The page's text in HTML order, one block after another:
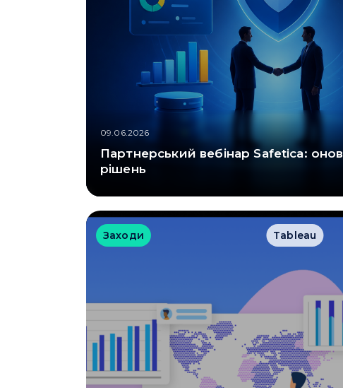
09.06.2026
Партнерський вебінар Safetica:
рішень
Заходи Tableau